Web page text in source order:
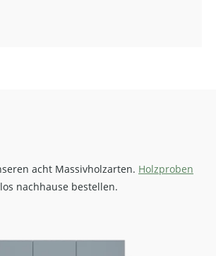
acht Massivholzarten. Holzproben
nachhause bestellen.